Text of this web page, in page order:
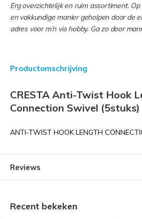
Erg overzichtelijk en ruim assortiment.
en vakkundige manier geholpen door de
adres voor m’n vis hobby. Ga zo door
Productomschrijving
CRESTA Anti-Twist Hook
Connection Swivel (5stuks)
ANTI-TWIST HOOK LENGTH
Reviews
Recent bekeken